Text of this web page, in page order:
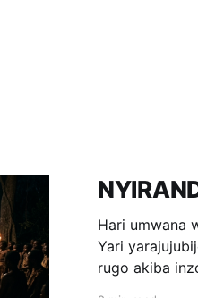
Hari umwana
Yari
rugo akiba